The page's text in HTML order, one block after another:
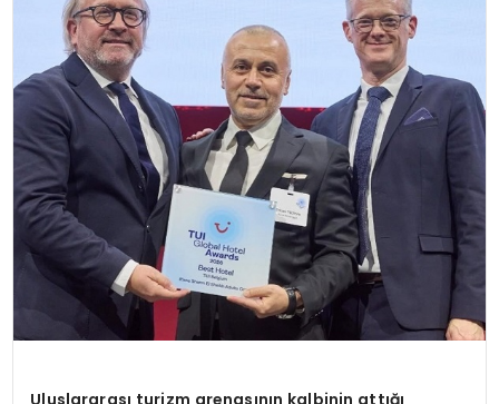
Uluslararası turizm arenasının kalbinin attığı